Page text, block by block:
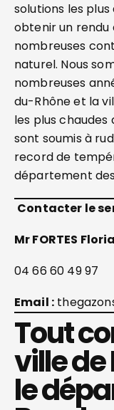
solutions les
obtenir un rendu
nombreuses
naturel. Nous
nombreuses
du-Rhône et la
les plus chaudes
sont soumis à
record de
département
Contacter le
Mr FORTES
04 66 60 49 97
Email :
Tout
ville de
le